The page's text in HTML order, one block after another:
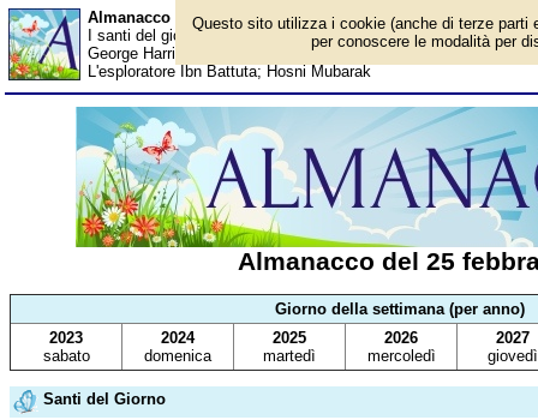
Almanacco del 25 febbraio - Santi del giorno
I santi del giorno, eventi storici, successi sportivi, anniversari
George Harrison; Benedetto Croce; Teo Teocoli; Flavia
L'esploratore Ibn Battuta; Hosni Mubarak
Almanacco del 25
Giorno della settimana (per anno)
2023
sabato
2024
domenica
2025
martedì
2026
mercoledì
2027
giovedì
Santi del Giorno
Questo sito utilizza i cookie (anche di terze parti
per conoscere le modalità per